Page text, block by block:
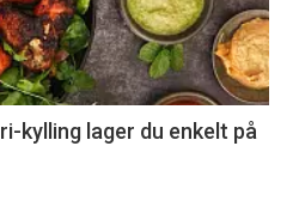
kylling lager du enkelt på